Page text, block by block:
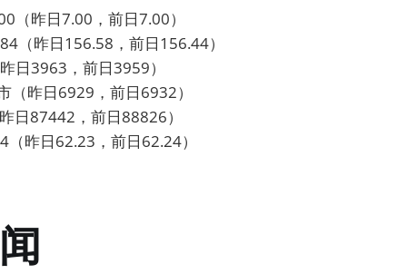
（昨日7.00，前日7.00）
（昨日156.58，前日156.44）
日3963，前日3959）
（昨日6929，前日6932）
日87442，前日88826）
昨日62.23，前日62.24）